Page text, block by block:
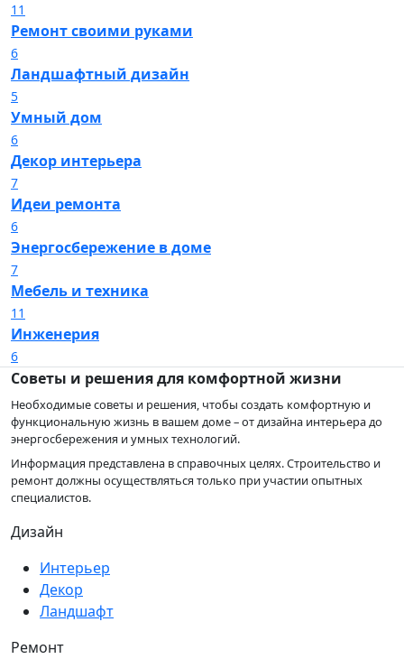
11
Ремонт своими руками
6
Ландшафтный дизайн
5
Умный дом
6
Декор интерьера
7
Идеи ремонта
6
Энергосбережение в доме
7
Мебель и техника
11
Инженерия
6
Советы и решения для комфортной жизни
Необходимые советы и решения, чтобы создать комфортную и
функциональную жизнь в вашем доме – от дизайна интерьера до
энергосбережения и умных технологий.
Информация представлена в справочных целях. Строительство и
ремонт должны осуществляться только при участии опытных
специалистов.
Дизайн
Интерьер
Декор
Ландшафт
Ремонт